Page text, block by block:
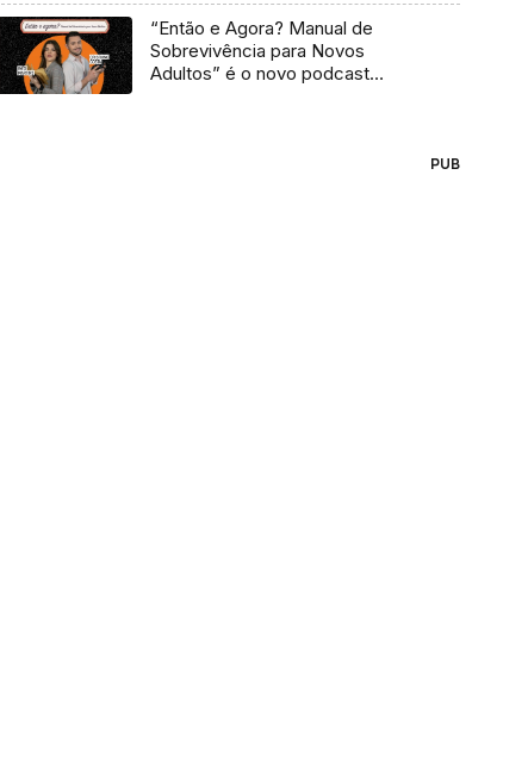
“Então e Agora? Manual de
Sobrevivência para Novos
Adultos” é o novo podcast
PUB